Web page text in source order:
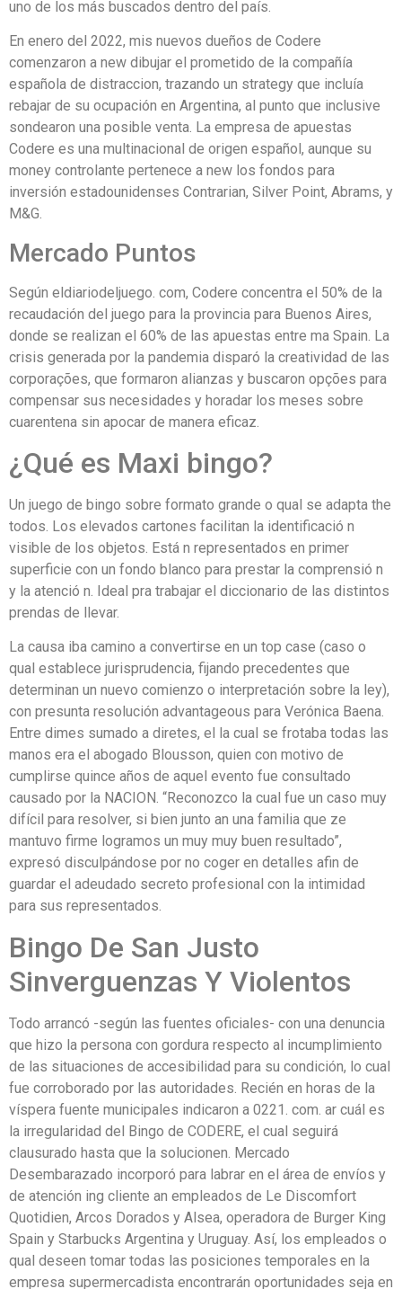
uno de los más buscados dentro del país.
En enero del 2022, mis nuevos dueños de Codere
comenzaron a new dibujar el prometido de la compañía
española de distraccion, trazando un strategy que incluía
rebajar de su ocupación en Argentina, al punto que inclusive
sondearon una posible venta. La empresa de apuestas
Codere es una multinacional de origen español, aunque su
money controlante pertenece a new los fondos para
inversión estadounidenses Contrarian, Silver Point, Abrams, y
M&G.
Mercado Puntos
Según eldiariodeljuego. com, Codere concentra el 50% de la
recaudación del juego para la provincia para Buenos Aires,
donde se realizan el 60% de las apuestas entre ma Spain. La
crisis generada por la pandemia disparó la creatividad de las
corporações, que formaron alianzas y buscaron opções para
compensar sus necesidades y horadar los meses sobre
cuarentena sin apocar de manera eficaz.
¿Qué es Maxi bingo?
Un juego de bingo sobre formato grande o qual se adapta the
todos. Los elevados cartones facilitan la identificació n
visible de los objetos. Está n representados en primer
superficie con un fondo blanco para prestar la comprensió n
y la atenció n. Ideal pra trabajar el diccionario de las distintos
prendas de llevar.
La causa iba camino a convertirse en un top case (caso o
qual establece jurisprudencia, fijando precedentes que
determinan un nuevo comienzo o interpretación sobre la ley),
con presunta resolución advantageous para Verónica Baena.
Entre dimes sumado a diretes, el la cual se frotaba todas las
manos era el abogado Blousson, quien con motivo de
cumplirse quince años de aquel evento fue consultado
causado por la NACION. “Reconozco la cual fue un caso muy
difícil para resolver, si bien junto an una familia que ze
mantuvo firme logramos un muy muy buen resultado”,
expresó disculpándose por no coger en detalles afin de
guardar el adeudado secreto profesional con la intimidad
para sus representados.
Bingo De San Justo
Sinverguenzas Y Violentos
Todo arrancó -según las fuentes oficiales- con una denuncia
que hizo la persona con gordura respecto al incumplimiento
de las situaciones de accesibilidad para su condición, lo cual
fue corroborado por las autoridades. Recién en horas de la
víspera fuente municipales indicaron a 0221. com. ar cuál es
la irregularidad del Bingo de CODERE, el cual seguirá
clausurado hasta que la solucionen. Mercado
Desembarazado incorporó para labrar en el área de envíos y
de atención ing cliente an empleados de Le Discomfort
Quotidien, Arcos Dorados y Alsea, operadora de Burger King
Spain y Starbucks Argentina y Uruguay. Así, los empleados o
qual deseen tomar todas las posiciones temporales en la
empresa supermercadista encontrarán oportunidades seja en